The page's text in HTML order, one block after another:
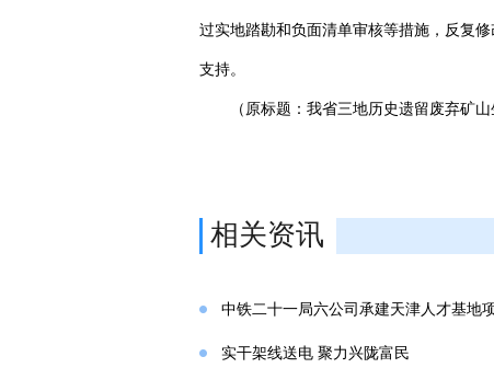
过实地踏勘和负面清单审核等措施，反复
支持。
（原标题：我省三地历史遗留废弃矿
相关资讯
中铁二十一局六公司承建天津人才基地
实干架线送电 聚力兴陇富民